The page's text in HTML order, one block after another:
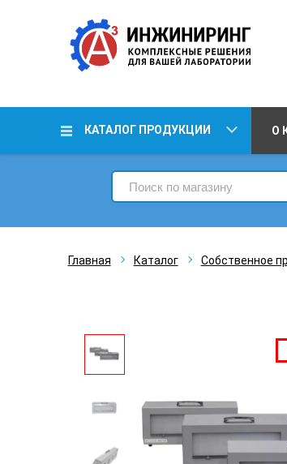
КАТАЛОГ ПРОДУКЦИИ О
Главная Каталог Собственное